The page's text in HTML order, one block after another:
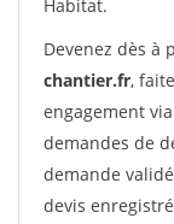
Habitat.
Devenez dès à
chantier.fr,
engagement
demandes de
demande
devis